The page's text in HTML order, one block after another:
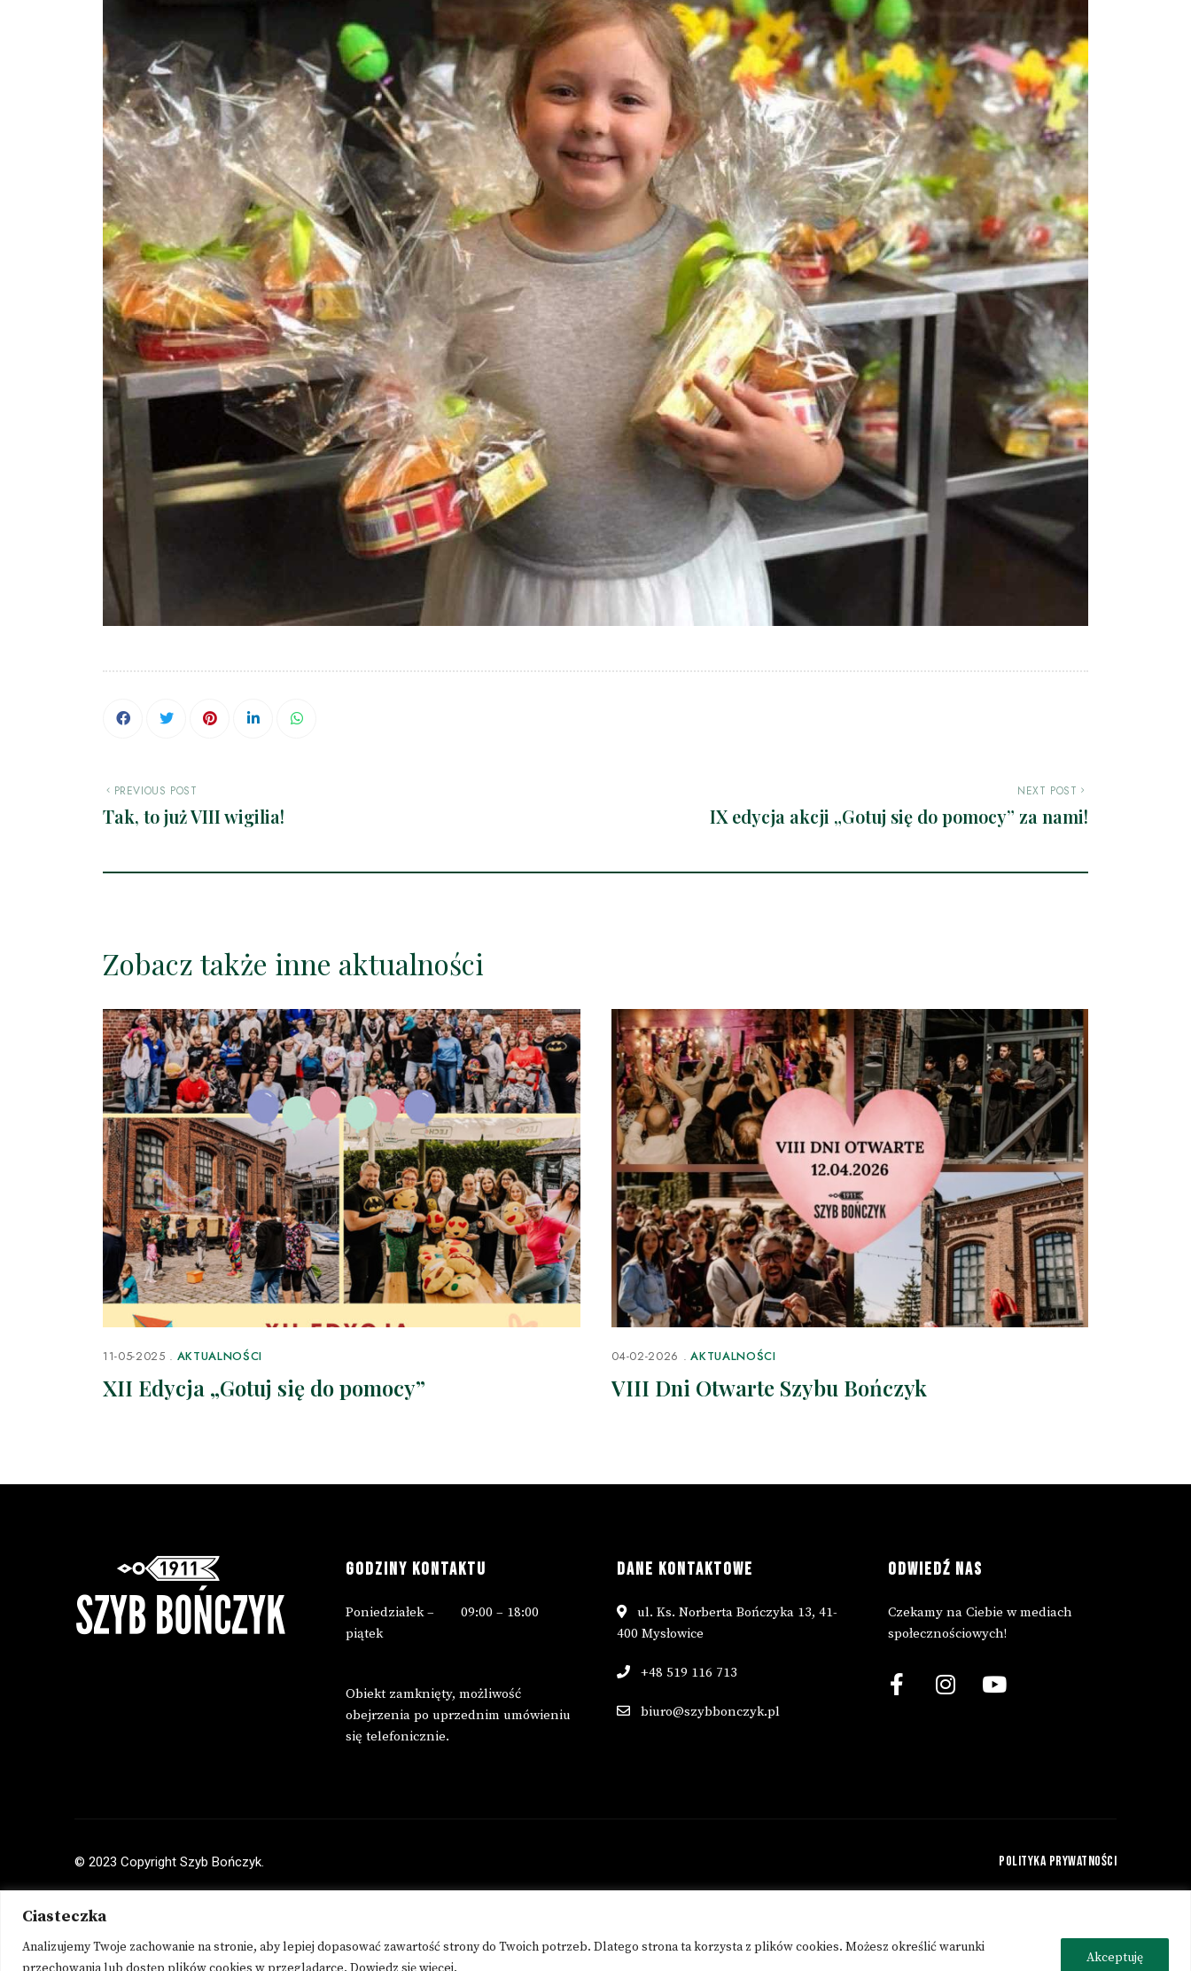
Ciasteczka
Analizujemy Twoje zachowanie na stronie, aby lepiej dopasować zawartość strony do Twoich potrzeb. Dlatego strona ta korzysta z plików cookies. Możesz określić warunki
Akceptuję
PREVIOUS POST
Tak, to już VIII wigilia!
NEXT POST
IX edycja akcji „Gotuj się do pomocy” za nami!
Zobacz także inne aktualności
11-05-2025 AKTUALNOŚCI
XII Edycja „Gotuj się do pomocy”
04-02-2026 AKTUALNOŚCI
VIII Dni Otwarte Szybu Bończyk
GODZINY KONTAKTU
Poniedziałek –
piątek
09:00 – 18:00
Obiekt zamknięty, możliwość
obejrzenia po uprzednim umówieniu
się telefonicznie.
DANE KONTAKTOWE
ul. Ks. Norberta Bończyka 13, 41-
400 Mysłowice
+48 519 116 713
biuro@szybbonczyk.pl
ODWIEDŹ NAS
Czekamy na Ciebie w mediach
społecznościowych!
© 2023 Copyright Szyb Bończyk. POLITYKA PRYWATNOŚCI
This site is protected by reCAPTCHA and the GooglePrivacy PolicyandTerms of Serviceapply.